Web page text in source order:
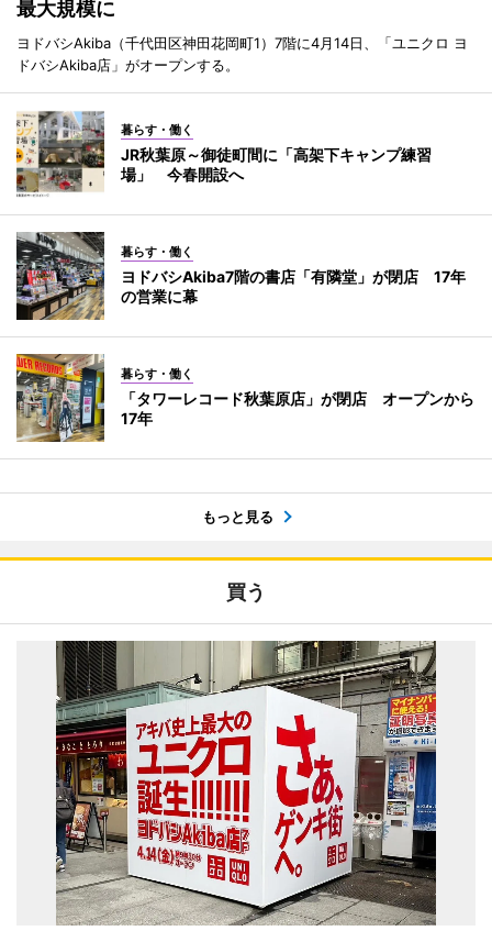
最大規模に
ヨドバシAkiba（千代田区神田花岡町1）7階に4月14日、「ユニクロ ヨ
ドバシAkiba店」がオープンする。
暮らす・働く
JR秋葉原～御徒町間に「高架下キャンプ練習
場」 今春開設へ
暮らす・働く
ヨドバシAkiba7階の書店「有隣堂」が閉店 17年
の営業に幕
暮らす・働く
「タワーレコード秋葉原店」が閉店 オープンから
17年
もっと見る
買う